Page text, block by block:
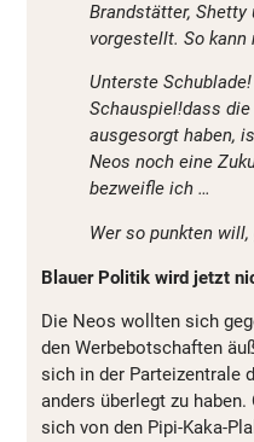
Brandstätter, Shetty
vorgestellt. So
Unterste
Schauspiel!dass die
ausgesorgt haben,
Neos noch eine
bezweifle ich …
Wer so punkten
Blauer Politik wird jetzt
Die Neos wollten sich
den Werbebotschaften
sich in der Parteizentrale
anders überlegt zu
sich von den Pipi-Kaka-